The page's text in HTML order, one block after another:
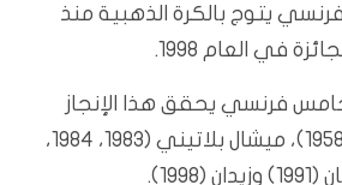
يتوج بالكرة الذهبية منذ
في العام 1998.
فرنسي يحقق هذا الإنجاز
بعد ريمون كوبا (1958)، ميشال بلاتيني (1983، 1984،